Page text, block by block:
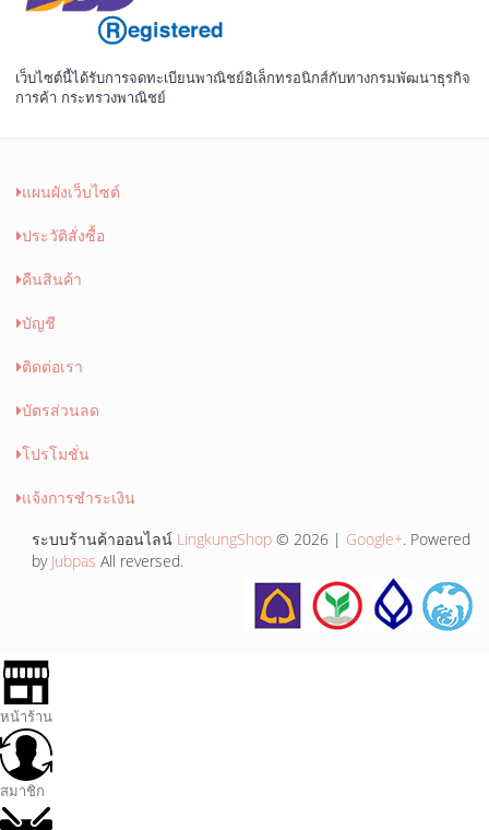
เว็บไซต์นี้ได้รับการจดทะเบียนพาณิชย์อิเล็กทรอนิกส์กับทางกรมพัฒนาธุรกิจ
การค้า กระทรวงพาณิชย์
แผนผังเว็บไซต์
ประวัติสั่งซื้อ
คืนสินค้า
บัญชี
ติดต่อเรา
บัตรส่วนลด
โปรโมชั่น
แจ้งการชำระเงิน
ระบบร้านค้าออนไลน์ LingkungShop © 2026 | Google+. Powered
by Jubpas All reversed.
หน้าร้าน
สมาชิก